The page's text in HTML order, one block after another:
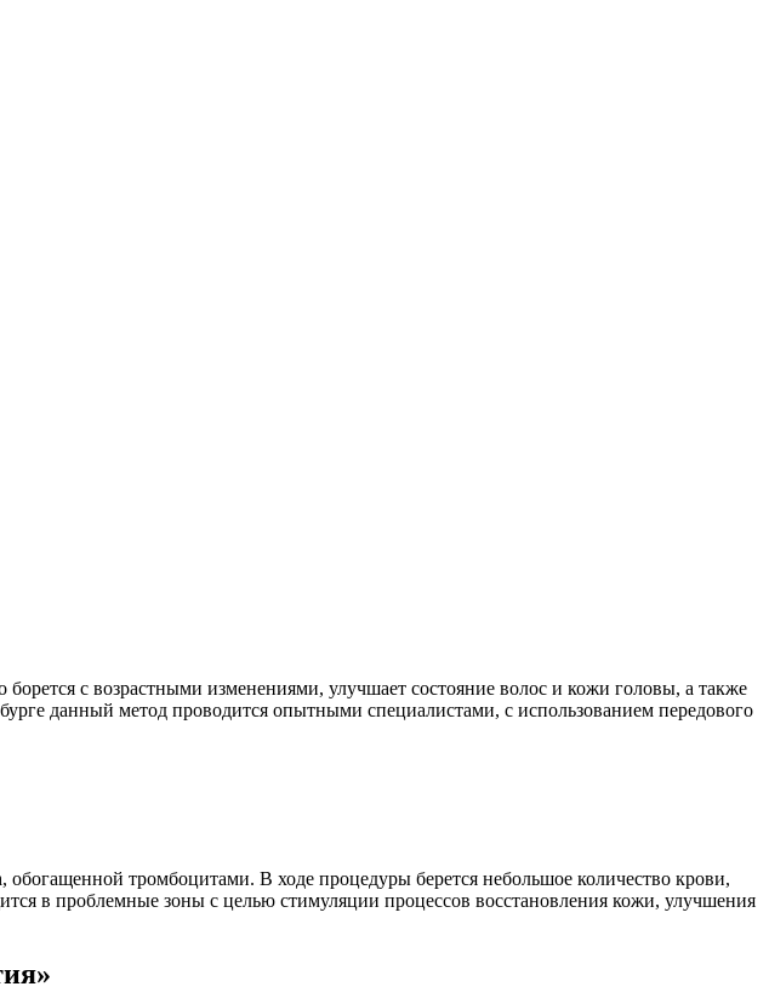
с возрастными изменениями, улучшает состояние волос и кожи головы, а также
данный метод проводится опытными специалистами, с использованием передового
тромбоцитами. В ходе процедуры берется небольшое количество крови,
в проблемные зоны с целью стимуляции процессов восстановления кожи, улучшения